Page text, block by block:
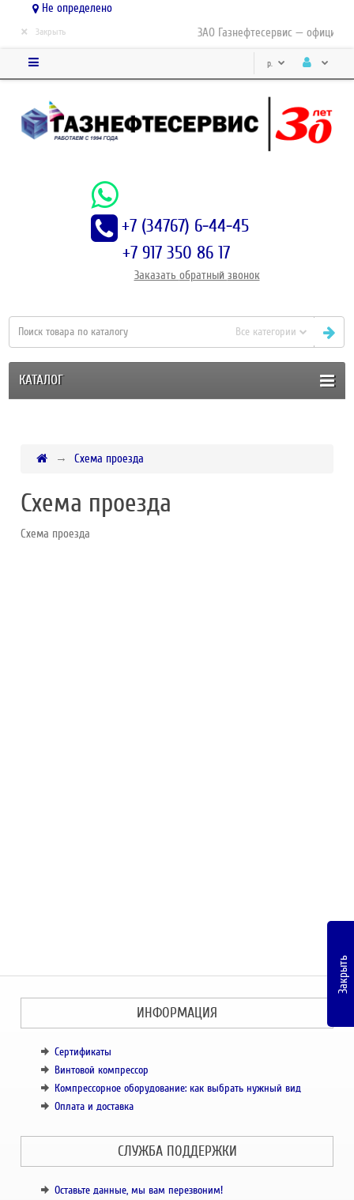
Не определено
ЗАО Газнефтесервис —
× Закрыть
р.
+7 (34767) 6-44-45
+7 917 350 86 17
Заказать обратный звонок
Все категории
КАТАЛОГ
Схема проезда
Схема проезда
Схема проезда
ИНФОРМАЦИЯ
Сертификаты
Винтовой компрессор
Компрессорное оборудование: как выбрать нужный вид
Оплата и доставка
СЛУЖБА ПОДДЕРЖКИ
Оставьте данные, мы вам перезвоним!
Закрыть